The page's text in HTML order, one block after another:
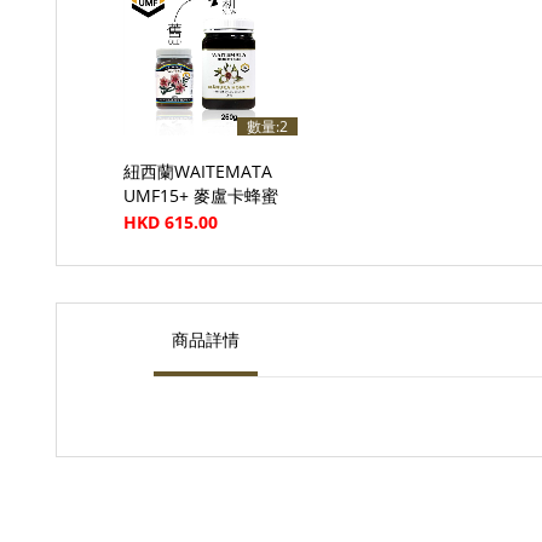
數量:2
紐西蘭WAITEMATA
UMF15+ 麥盧卡蜂蜜
(250g)
HKD 615.00
商品詳情